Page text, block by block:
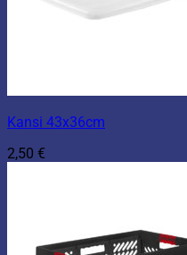
Kansi 43x36cm
2,50 €